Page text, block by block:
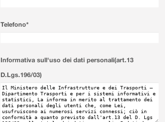
Telefono*
Informativa sull'uso dei dati personali(art.13
D.Lgs.196/03)